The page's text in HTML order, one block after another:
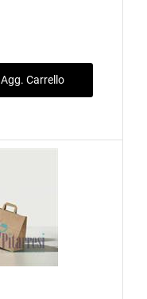
Agg. Carrello